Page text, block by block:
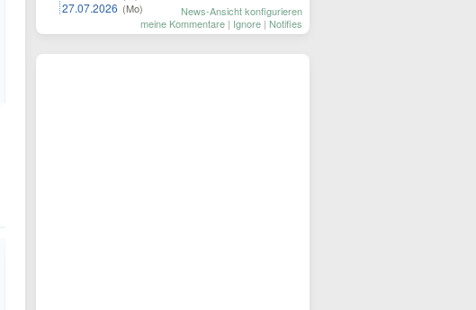
27.07.2026 (Mo)
News-Ansicht konfigurieren
meine Kommentare | Ignore | Notifies